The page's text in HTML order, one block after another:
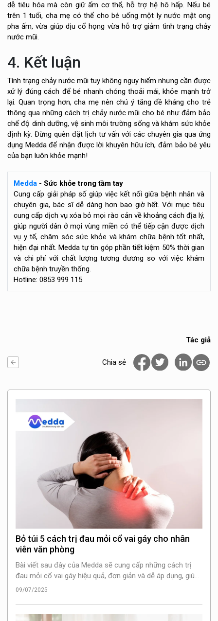
dễ tiêu hóa mà còn giữ ấm cơ thể, hỗ trợ hệ hô hấp. Nếu bé
trên 1 tuổi, cha mẹ có thể cho bé uống một ly nước mật ong
pha ấm, vừa giúp dịu cổ họng vừa hỗ trợ giảm tình trạng chảy
nước mũi.
4. Kết luận
Tình trạng chảy nước mũi tuy không nguy hiểm nhưng cần được
xử lý đúng cách để bé nhanh chóng thoải mái, khỏe mạnh trở
lại. Quan trọng hơn, cha mẹ nên chú ý tăng đề kháng cho trẻ
thông qua những cách trị chảy nước mũi cho bé như đảm bảo
chế độ dinh dưỡng, vệ sinh môi trường sống và khám sức khỏe
định kỳ. Đừng quên đặt lịch tư vấn với các chuyên gia qua ứng
dụng Medda để nhận được lời khuyên hữu ích, đảm bảo bé yêu
của bạn luôn khỏe mạnh!
Medda - Sức khỏe trong tầm tay
Cung cấp giải pháp số giúp việc kết nối giữa bệnh nhân và
chuyên gia, bác sĩ dễ dàng hơn bao giờ hết. Với mục tiêu
cung cấp dịch vụ xóa bỏ mọi rào cản về khoảng cách địa lý,
giúp người dân ở mọi vùng miền có thể tiếp cận được dịch
vụ y tế, chăm sóc sức khỏe và khám chữa bệnh tốt nhất,
hiện đại nhất. Medda tự tin góp phần tiết kiệm 50% thời gian
và chi phí với chất lượng tương đương so với việc khám
chữa bệnh truyền thống.
Hotline: 0853 999 115
Tác giả
Chia sẻ
Bỏ túi 5 cách trị đau mỏi cổ vai gáy cho nhân
viên văn phòng
Bài viết sau đây của Medda sẽ cung cấp những cách trị
đau mỏi cổ vai gáy hiệu quả, đơn giản và dễ áp dụng, giúp
bạn cải thiện tình trạng sức khỏe tốt hơn.
09/07/2025